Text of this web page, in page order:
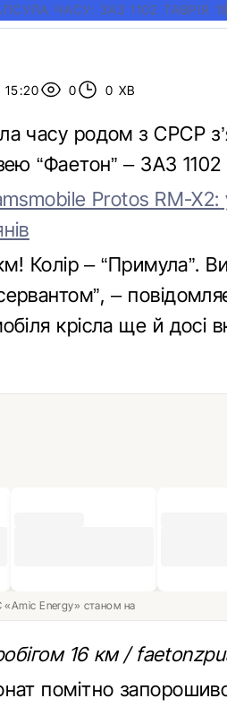
ЧАСУ: ЗАЗ 1102 ТАВРІЯ
0 0 ХВ
часу родом з СРСР
“Фаетон” – ЗАЗ
Protos RM-
Колір – “Примула”.
–
крісла ще й досі
«Amic Energy» станом на
16 км /
помітно